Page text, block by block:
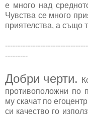
е много над
Чувства се много
приятелства, а също
---------
Добри черти.
противоположни по
му скачат по
си качество го